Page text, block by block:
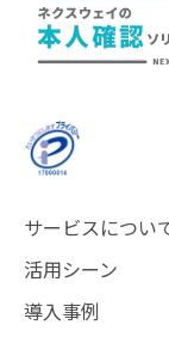
サービスについ
活用シーン
導入事例